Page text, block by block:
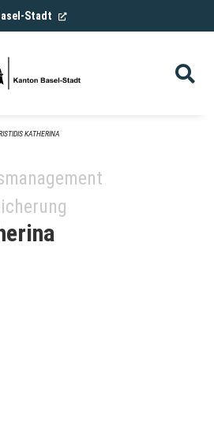
Stadt (External Link)
KATHERINA